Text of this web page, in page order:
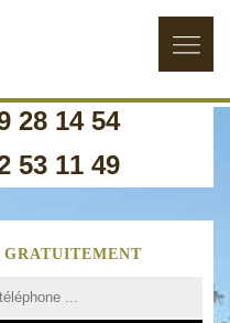
28 14 54
53 11 49